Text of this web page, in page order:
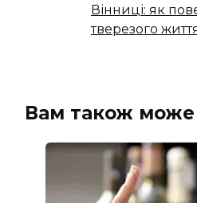
Вінниці: як
тверезого
Вам також може